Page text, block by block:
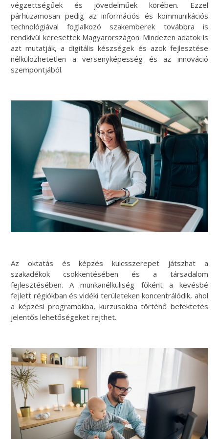
végzettségűek és jövedelműek körében. Ezzel
párhuzamosan pedig az információs és kommunikációs
technológiával foglalkozó szakemberek továbbra is
rendkívül keresettek Magyarországon. Mindezen adatok is
azt mutatják, a digitális készségek és azok fejlesztése
nélkülözhetetlen a versenyképesség és az innováció
szempontjából.
Az oktatás és képzés kulcsszerepet játszhat a
szakadékok csökkentésében és a társadalom
fejlesztésében. A munkanélküliség főként a kevésbé
fejlett régiókban és vidéki területeken koncentrálódik, ahol
a képzési programokba, kurzusokba történő befektetés
jelentős lehetőségeket rejthet.